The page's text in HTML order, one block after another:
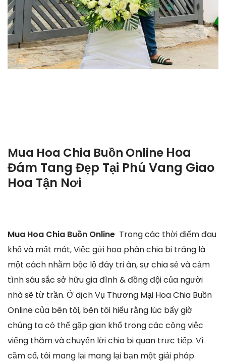
Mua Hoa Chia Buồn Online Hoa
Đám Tang Đẹp Tại Phú Vang Giao
Hoa Tận Nơi
Mua Hoa Chia Buồn Online Trong các thời điểm đau
khổ và mất mát, Việc gửi hoa phân chia bi tráng là
một cách nhằm bộc lộ đáy tri ân, sự chia sẻ và cảm
tình sâu sắc sở hữu gia đình & đồng đội của người
nhà sẽ từ trần. Ở dịch Vụ Thương Mại Hoa Chia Buồn
Online của bên tôi, bên tôi hiểu rằng lúc bấy giờ
chúng ta có thể gặp gian khổ trong các công việc
viếng thăm và chuyển lời chia bi quan trực tiếp. Vì
cầm cố, tôi mang lại mang lại bạn một giải pháp